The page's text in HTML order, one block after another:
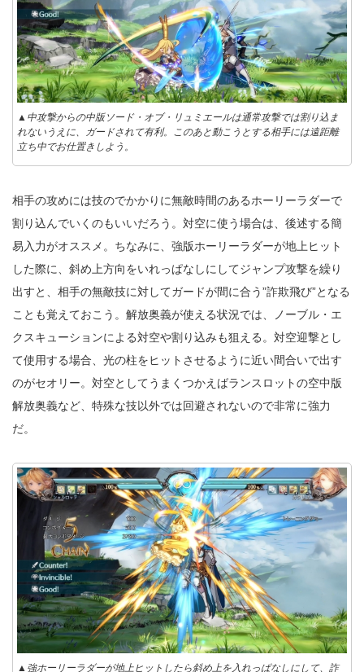
▲中攻撃からの中版ソード・オブ・リュミエールは通常攻撃では割り込ま
れないうえに、ガードされて有利。このあと動こうとする相手には遠距離
立ち中でお仕置きしよう。
相手の攻めには技のでかかりに無敵時間のあるホーリーラダーで
割り込んでいくのもいいだろう。対空に使う場合は、後述する簡
易入力がオススメ。ちなみに、強版ホーリーラダーが地上ヒット
した際に、斜め上方向をいれっぱなしにしてジャンプ攻撃を繰り
出すと、相手の無敵技に対してガードが間に合う”詐欺飛び”となる
ことも覚えておこう。解放奥義が使える状況では、ノーブル・エ
クスキューションによる対空や割り込みも狙える。対空迎撃とし
て使用する場合、光の柱をヒットさせるように近い間合いで出す
のがセオリー。対空としてうまくつかえばランスロットの空中版
解放奥義など、特殊な技以外では回避されないので非常に強力
だ。
▲強ホーリーラダーが地上ヒットしたら斜め上を入れっぱなしにして、詐